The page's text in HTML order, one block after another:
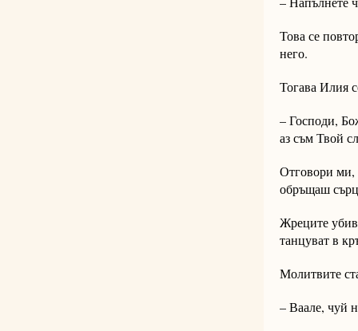
Това се
него.
Тогава Илия
– Господи,
аз съм Твой
Отговори ми,
обръщаш
Жреците
танцуват в
Молитвите
– Ваале, чуй